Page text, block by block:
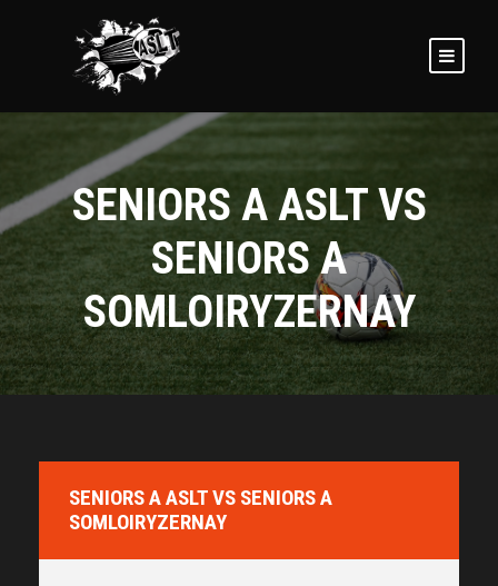
SENIORS A ASLT VS
SENIORS A
SOMLOIRYZERNAY
SENIORS A ASLT VS SENIORS A
SOMLOIRYZERNAY